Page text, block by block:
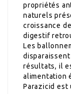
propriétés
naturels
croissance
digestif
Les
résultats, il
alimentation
Parazicid est